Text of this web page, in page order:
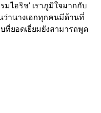
ไอริช’ เราภูมิใจมากกับ
ว่านางเอกทุกคนมีด้านที่
ที่ยอดเยี่ยมยังสามารถพูด